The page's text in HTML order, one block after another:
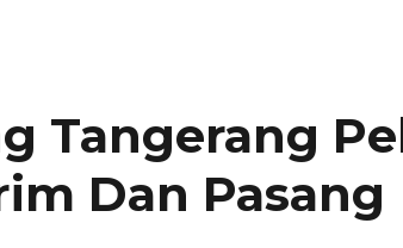
Tangerang
Dan Pasang